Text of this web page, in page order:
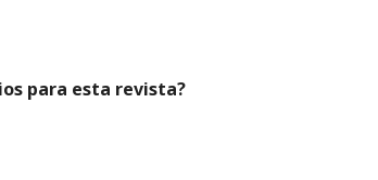
para esta revista?